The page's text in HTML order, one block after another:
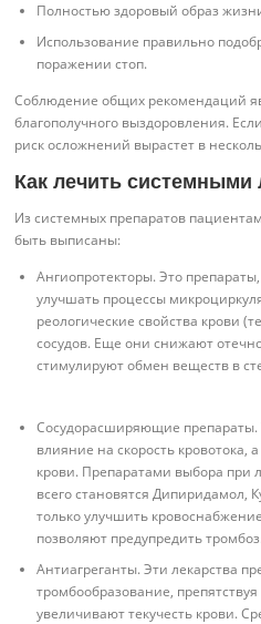
Полностью здоровый образ
Использование правильно
поражении стоп.
Соблюдение общих рекомендаций
благополучного выздоровления.
риск осложнений вырастет в
Как лечить системными
Из системных препаратов
быть выписаны:
Ангиопротекторы. Это
улучшать процессы
реологические свойства крови
сосудов. Еще они снижают
стимулируют обмен веществ в
Сосудорасширяющие препараты.
влияние на скорость кровотока,
крови. Препаратами выбора при
всего становятся Дипиридамол,
только улучшить
позволяют предупредить тромбоз.
Антиагреганты. Эти лекарства
тромбообразование,
увеличивают текучесть крови.